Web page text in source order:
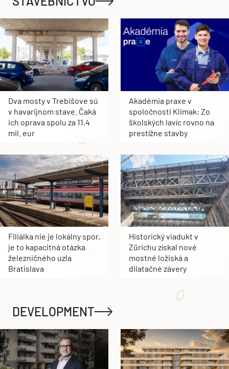
Dva mosty v Trebišove sú
v havarijnom stave. Čaká
ich oprava spolu za 11,4
mil. eur
Akadémia praxe v
spoločnosti Klimak: Zo
školských lavíc rovno na
prestížne stavby
Filiálka nie je lokálny spor,
je to kapacitná otázka
železničného uzla
Bratislava
Historický viadukt v
Zürichu získal nové
mostné ložiská a
dilatačné závery
DEVELOPMENT